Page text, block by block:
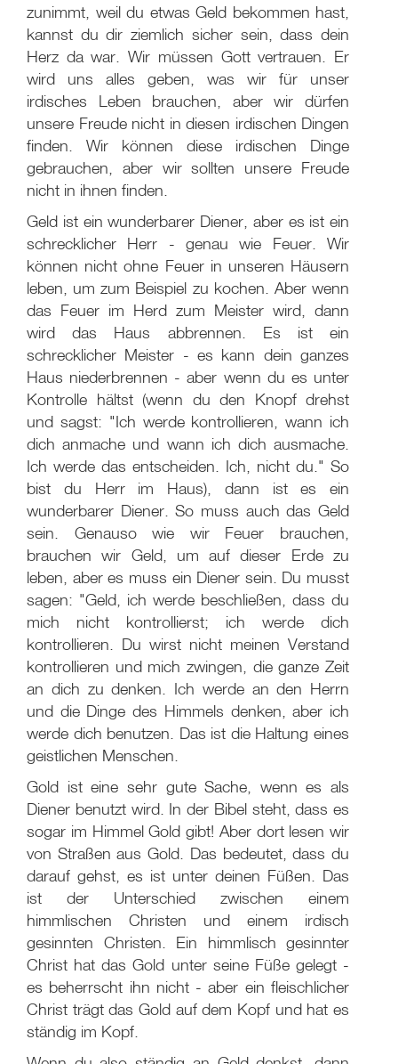
zunimmt, weil du etwas Geld bekommen hast,
kannst du dir ziemlich sicher sein, dass dein
Herz da war. Wir müssen Gott vertrauen. Er
wird uns alles geben, was wir für unser
irdisches Leben brauchen, aber wir dürfen
unsere Freude nicht in diesen irdischen Dingen
finden. Wir können diese irdischen Dinge
gebrauchen, aber wir sollten unsere Freude
nicht in ihnen finden.
Geld ist ein wunderbarer Diener, aber es ist ein
schrecklicher Herr - genau wie Feuer. Wir
können nicht ohne Feuer in unseren Häusern
leben, um zum Beispiel zu kochen. Aber wenn
das Feuer im Herd zum Meister wird, dann
wird das Haus abbrennen. Es ist ein
schrecklicher Meister - es kann dein ganzes
Haus niederbrennen - aber wenn du es unter
Kontrolle hältst (wenn du den Knopf drehst
und sagst: "Ich werde kontrollieren, wann ich
dich anmache und wann ich dich ausmache.
Ich werde das entscheiden. Ich, nicht du." So
bist du Herr im Haus), dann ist es ein
wunderbarer Diener. So muss auch das Geld
sein. Genauso wie wir Feuer brauchen,
brauchen wir Geld, um auf dieser Erde zu
leben, aber es muss ein Diener sein. Du musst
sagen: "Geld, ich werde beschließen, dass du
mich nicht kontrollierst; ich werde dich
kontrollieren. Du wirst nicht meinen Verstand
kontrollieren und mich zwingen, die ganze Zeit
an dich zu denken. Ich werde an den Herrn
und die Dinge des Himmels denken, aber ich
werde dich benutzen. Das ist die Haltung eines
geistlichen Menschen.
Gold ist eine sehr gute Sache, wenn es als
Diener benutzt wird. In der Bibel steht, dass es
sogar im Himmel Gold gibt! Aber dort lesen wir
von Straßen aus Gold. Das bedeutet, dass du
darauf gehst, es ist unter deinen Füßen. Das
ist der Unterschied zwischen einem
himmlischen Christen und einem irdisch
gesinnten Christen. Ein himmlisch gesinnter
Christ hat das Gold unter seine Füße gelegt -
es beherrscht ihn nicht - aber ein fleischlicher
Christ trägt das Gold auf dem Kopf und hat es
ständig im Kopf.